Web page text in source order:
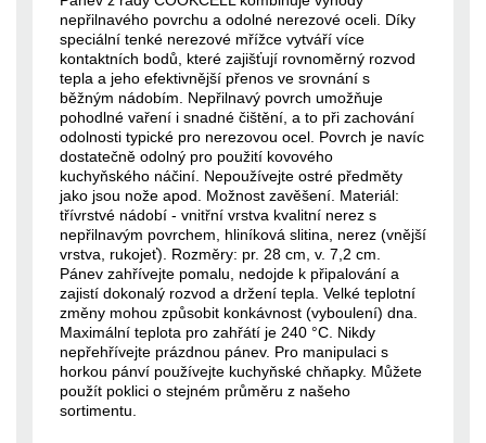
nepřilnavého povrchu a odolné nerezové oceli. Díky
speciální tenké nerezové mřížce vytváří více
kontaktních bodů, které zajišťují rovnoměrný rozvod
tepla a jeho efektivnější přenos ve srovnání s
běžným nádobím. Nepřilnavý povrch umožňuje
pohodlné vaření i snadné čištění, a to při zachování
odolnosti typické pro nerezovou ocel. Povrch je navíc
dostatečně odolný pro použití kovového
kuchyňského náčiní. Nepoužívejte ostré předměty
jako jsou nože apod. Možnost zavěšení. Materiál:
třívrstvé nádobí - vnitřní vrstva kvalitní nerez s
nepřilnavým povrchem, hliníková slitina, nerez (vnější
vrstva, rukojeť). Rozměry: pr. 28 cm, v. 7,2 cm.
Pánev zahřívejte pomalu, nedojde k připalování a
zajistí dokonalý rozvod a držení tepla. Velké teplotní
změny mohou způsobit konkávnost (vyboulení) dna.
Maximální teplota pro zahřátí je 240 °C. Nikdy
nepřehřívejte prázdnou pánev. Pro manipulaci s
horkou pánví používejte kuchyňské chňapky. Můžete
použít poklici o stejném průměru z našeho
sortimentu.